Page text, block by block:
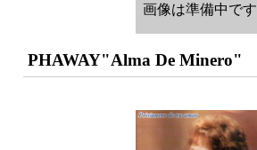
画像は準備中です
PHAWAY"Alma De Minero"